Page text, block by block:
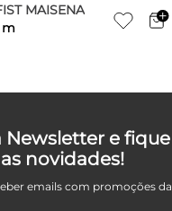
MAISENA
m
Newsletter e fique
novidades!
emails com promoções da